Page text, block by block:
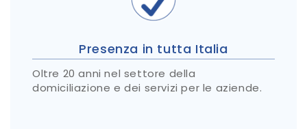
Presenza in tutta Italia
Oltre 20 anni nel settore della
domiciliazione e dei servizi per le aziende.